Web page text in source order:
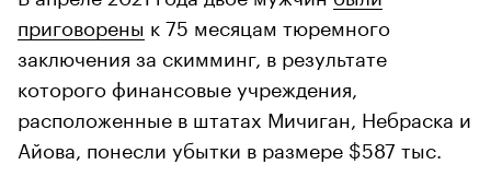
приговорены к 75 месяцам тюремного
заключения за скимминг, в результате
которого финансовые учреждения,
расположенные в штатах Мичиган, Небраска и
Айова, понесли убытки в размере $587 тыс.